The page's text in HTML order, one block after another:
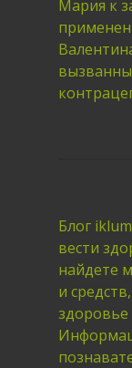
Мария к
Блог
вести
найдете
и